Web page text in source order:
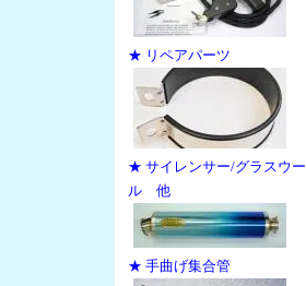
★ リペアパーツ
★ サイレンサー/グラスウー
ル 他
★ 手曲げ集合管